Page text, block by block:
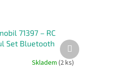
71397 – RC
Set Bluetooth
Skladem (2 ks)
Další
produkt